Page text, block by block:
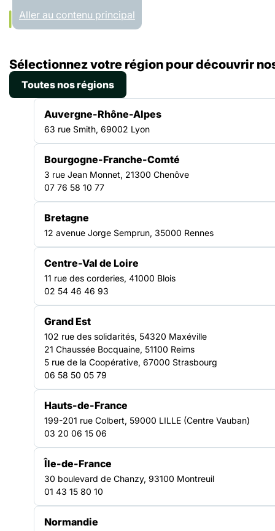
Panneau de gestion des cookies
Aller au contenu principal
Accueil Liste des ressources Rapport d’activités 2025 du CRPA Normandie
RAPPORT D'ACTIVITÉS|09.12.2025
Rapport d’activités 2025
du CRPA Normandie
PARTICIPATION
Sélectionnez votre région pour découvrir
Toutes nos régions
Auvergne-Rhône-Alpes
63 rue Smith, 69002 Lyon
Bourgogne-Franche-Comté
3 rue Jean Monnet, 21300 Chenôve
07 76 58 10 77
Bretagne
12 avenue Jorge Semprun, 35000 Rennes
Centre-Val de Loire
11 rue des corderies, 41000 Blois
02 54 46 46 93
Grand Est
102 rue des solidarités, 54320 Maxéville
21 Chaussée Bocquaine, 51100 Reims
5 rue de la Coopérative, 67000 Strasbourg
06 58 50 05 79
Hauts-de-France
199-201 rue Colbert, 59000 LILLE (Centre Vauban)
03 20 06 15 06
Île-de-France
30 boulevard de Chanzy, 93100 Montreuil
01 43 15 80 10
Normandie